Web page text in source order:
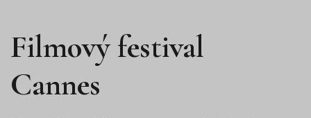
Filmový festival
Cannes